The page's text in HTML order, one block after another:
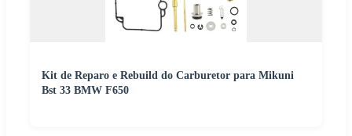
Kit de Reparo e Rebuild do Carburetor para Mikuni
Bst 33 BMW F650